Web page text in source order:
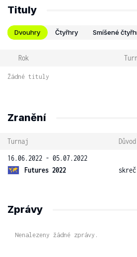
Tituly
Dvouhry Čtyřhry Smíšené
Rok
Žádné tituly
Zranění
Turnaj
Důvod
16.06.2022 - 05.07.2022
Futures 2022
skreč
Zprávy
Nenalezeny žádné zprávy.